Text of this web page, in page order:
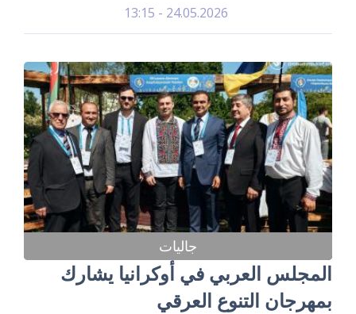
24.05.2026 - 13:15
جاليات
المجلس العربي في أوكرانيا يشارك
بمهرجان التنوع العرقي